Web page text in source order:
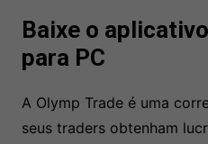
Baixe o
para PC
A Olymp Trade é uma
seus traders obtenham